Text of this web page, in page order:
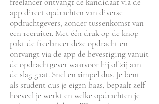
freelancer ontvangt de kandidaat via de
app direct opdrachten van diverse
opdrachtgevers, zonder tussenkomst van
een recruiter. Met één druk op de knop
pakt de freelancer deze opdracht en
ontvangt via de app de bevestiging vanuit
de opdrachtgever waarvoor hij of zij aan
de slag gaat. Snel en simpel dus. Je bent
als student dus je eigen baas, bepaalt zelf
hoeveel je werkt en welke opdrachten je